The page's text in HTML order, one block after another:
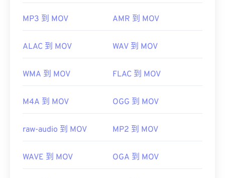
MP3 到 MOV AMR 到 MOV
ALAC 到 MOV WAV 到 MOV
WMA 到 MOV FLAC 到 MOV
M4A 到 MOV OGG 到 MOV
raw-audio 到 MOV MP2 到 MOV
WAVE 到 MOV OGA 到 MOV